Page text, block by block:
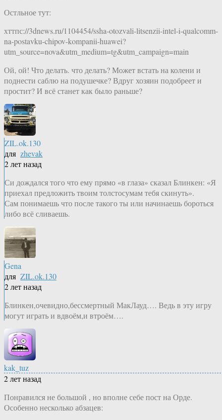
Остльное тут:
хттпс://3dnews.ru/1104454/ssha-otozvali-litsenzii-intel-i-qualcomm-
na-postavku-chipov-kompanii-huawei?
utm_source=nova&utm_medium=tg&utm_campaign=main
Ой, ой! Что делать. что делать? Может встать на колени и
поднести саблю на подушечке? Вдруг хозяин подобреет и
простит? И всё станет как было раньше?
ZIL.ok.130
для zhevak
2 лет назад
Си дождался того что ему прямо «в глаза» сказал Блинкен: «Я
приехал предложить твоим толстосумам тебя скинуть».
Сам понимаешь что после такого ты или начинаешь бороться
либо всё сливаешь.
Gena
для ZIL.ok.130
2 лет назад
Блинкен,очевидно,бессмертный МакЛауд…. Ведь в эту игру
могут играть и вдвоём,и втроём….
kak_tuz
2 лет назад
Понравился не большой , но вполне себе пост на Орде.
Особенно несколько абзацев: